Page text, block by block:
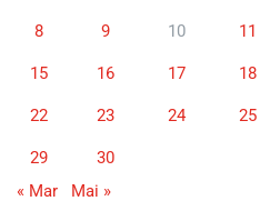
8 9 10 11
15 16 17 18
22 23 24 25
29
30
« Mar
Mai »